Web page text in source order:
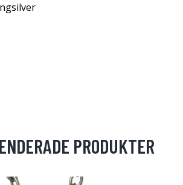
PRODUKTER